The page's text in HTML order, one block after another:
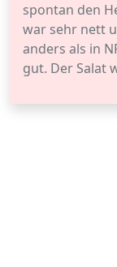
spontan den
war sehr nett
anders als in
gut. Der Salat